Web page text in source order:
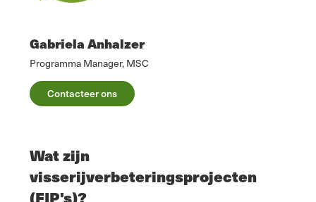
Gabriela Anhalzer
Programma Manager, MSC
Contacteer ons
Wat zijn
visserijverbeteringsprojecten
(FIP's)?